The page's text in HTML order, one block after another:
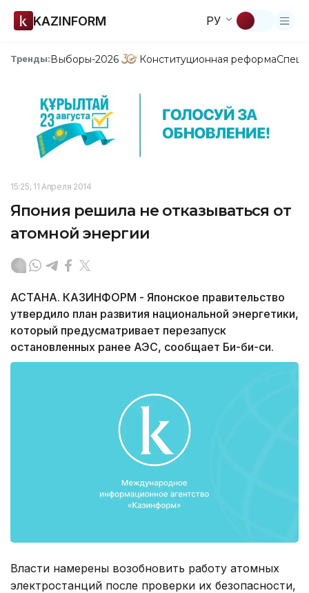
KAZINFORM РУ
Тренды:Выборы-2026 Конституционная реформа
15:25, 11 Апреля 2014
Япония решила не отказываться от
атомной энергии
АСТАНА. КАЗИНФОРМ - Японское правительство
утвердило план развития национальной энергетики,
который предусматривает перезапуск
остановленных ранее АЭС, сообщает Би-би-си.
Власти намерены возобновить работу атомных
электростанций после проверки их безопасности,